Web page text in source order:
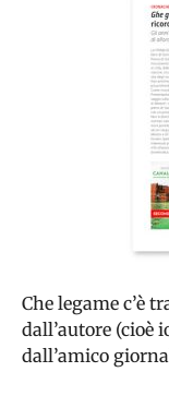
Che legame c’è
dall’autore (cioè
dall’amico